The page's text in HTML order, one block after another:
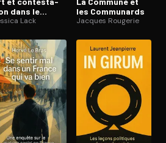
dans le
Lack
les Communards
Jacques Rougerie